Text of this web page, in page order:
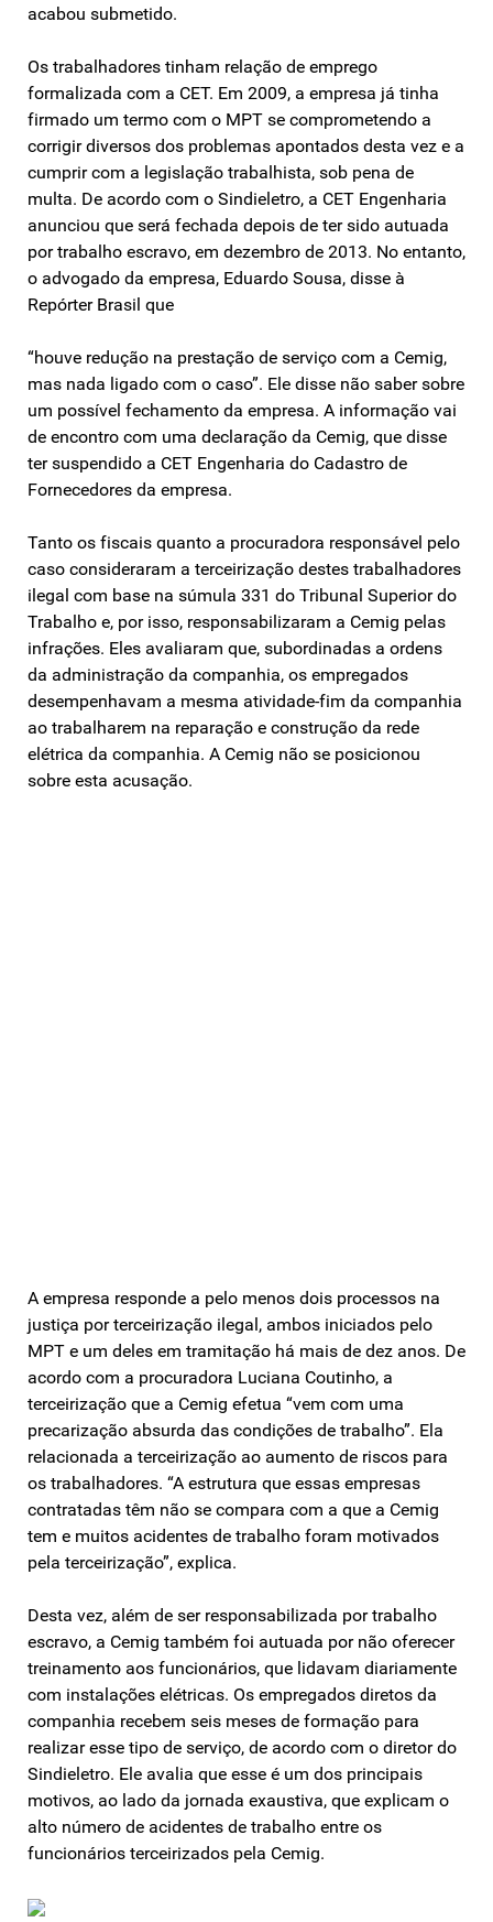
acabou submetido.
Os trabalhadores tinham relação de emprego
formalizada com a CET. Em 2009, a empresa já tinha
firmado um termo com o MPT se comprometendo a
corrigir diversos dos problemas apontados desta vez e a
cumprir com a legislação trabalhista, sob pena de
multa. De acordo com o Sindieletro, a CET Engenharia
anunciou que será fechada depois de ter sido autuada
por trabalho escravo, em dezembro de 2013. No entanto,
o advogado da empresa, Eduardo Sousa, disse à
Repórter Brasil que
“houve redução na prestação de serviço com a Cemig,
mas nada ligado com o caso”. Ele disse não saber sobre
um possível fechamento da empresa. A informação vai
de encontro com uma declaração da Cemig, que disse
ter suspendido a CET Engenharia do Cadastro de
Fornecedores da empresa.
Tanto os fiscais quanto a procuradora responsável pelo
caso consideraram a terceirização destes trabalhadores
ilegal com base na súmula 331 do Tribunal Superior do
Trabalho e, por isso, responsabilizaram a Cemig pelas
infrações. Eles avaliaram que, subordinadas a ordens
da administração da companhia, os empregados
desempenhavam a mesma atividade-fim da companhia
ao trabalharem na reparação e construção da rede
elétrica da companhia. A Cemig não se posicionou
sobre esta acusação.
A empresa responde a pelo menos dois processos na
justiça por terceirização ilegal, ambos iniciados pelo
MPT e um deles em tramitação há mais de dez anos. De
acordo com a procuradora Luciana Coutinho, a
terceirização que a Cemig efetua “vem com uma
precarização absurda das condições de trabalho”. Ela
relacionada a terceirização ao aumento de riscos para
os trabalhadores. “A estrutura que essas empresas
contratadas têm não se compara com a que a Cemig
tem e muitos acidentes de trabalho foram motivados
pela terceirização”, explica.
Desta vez, além de ser responsabilizada por trabalho
escravo, a Cemig também foi autuada por não oferecer
treinamento aos funcionários, que lidavam diariamente
com instalações elétricas. Os empregados diretos da
companhia recebem seis meses de formação para
realizar esse tipo de serviço, de acordo com o diretor do
Sindieletro. Ele avalia que esse é um dos principais
motivos, ao lado da jornada exaustiva, que explicam o
alto número de acidentes de trabalho entre os
funcionários terceirizados pela Cemig.